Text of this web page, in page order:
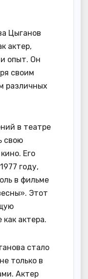
Цыганов
актер,
опыт. Он
своим
различных
в театре
свою
Его
году,
в фильме
Этот
актера.
стало
только в
Актер